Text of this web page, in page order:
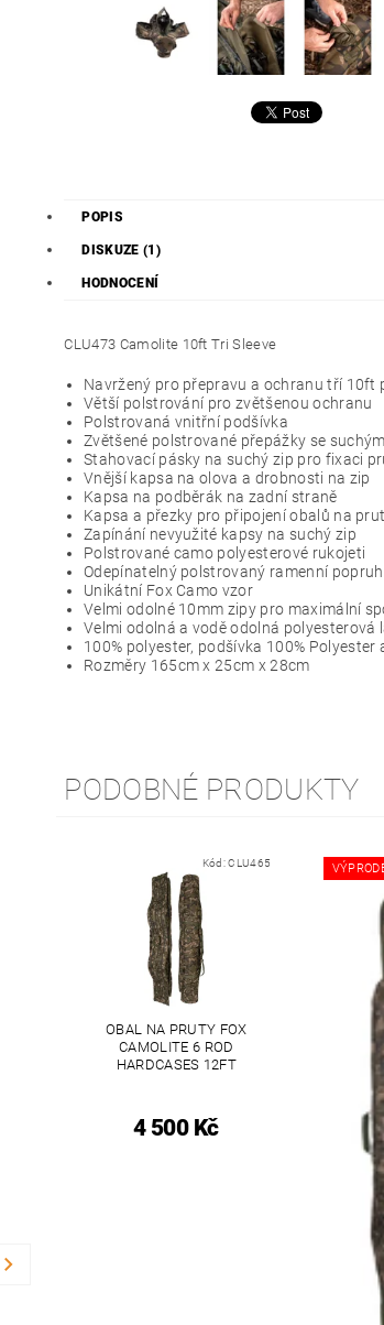
POPIS
DISKUZE (1)
HODNOCENÍ
CLU473 Camolite 10ft Tri Sleeve
Navržený pro přepravu a ochranu tří 10ft
Větší polstrování pro zvětšenou ochranu
Polstrovaná vnitřní podšívka
Zvětšené polstrované přepážky se
Stahovací pásky na suchý zip pro fixaci
Vnější kapsa na olova a drobnosti na zip
Kapsa na podběrák na zadní straně
Kapsa a přezky pro připojení obalů na
Zapínání nevyužité kapsy na suchý zip
Polstrované camo polyesterové rukojeti
Odepínatelný polstrovaný ramenní popruh
Unikátní Fox Camo vzor
Velmi odolné 10mm zipy pro maximální
Velmi odolná a vodě odolná polyesterová
100% polyester, podšívka 100%
Rozměry 165cm x 25cm x 28cm
PODOBNÉ PRODUKTY
Kód:CLU465
OBAL NA PRUTY FOX
CAMOLITE 6 ROD
HARDCASES 12FT
4 500 Kč